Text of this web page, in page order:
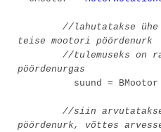
//lahutatakse ühe
teise mootori pöördenurk
//tulemuseks on
pöördenurgas
suund =
//siin
pöördenurk, võttes